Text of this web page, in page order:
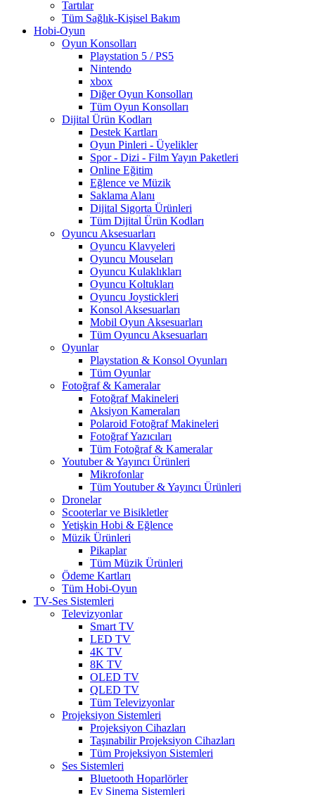
Tartılar
Tüm Sağlık-Kişisel Bakım
Hobi-Oyun
Oyun Konsolları
Playstation 5 / PS5
Nintendo
xbox
Diğer Oyun Konsolları
Tüm Oyun Konsolları
Dijital Ürün Kodları
Destek Kartları
Oyun Pinleri - Üyelikler
Spor - Dizi - Film Yayın Paketleri
Online Eğitim
Eğlence ve Müzik
Saklama Alanı
Dijital Sigorta Ürünleri
Tüm Dijital Ürün Kodları
Oyuncu Aksesuarları
Oyuncu Klavyeleri
Oyuncu Mouseları
Oyuncu Kulaklıkları
Oyuncu Koltukları
Oyuncu Joystickleri
Konsol Aksesuarları
Mobil Oyun Aksesuarları
Tüm Oyuncu Aksesuarları
Oyunlar
Playstation & Konsol Oyunları
Tüm Oyunlar
Fotoğraf & Kameralar
Fotoğraf Makineleri
Aksiyon Kameraları
Polaroid Fotoğraf Makineleri
Fotoğraf Yazıcıları
Tüm Fotoğraf & Kameralar
Youtuber & Yayıncı Ürünleri
Mikrofonlar
Tüm Youtuber & Yayıncı Ürünleri
Dronelar
Scooterlar ve Bisikletler
Yetişkin Hobi & Eğlence
Müzik Ürünleri
Pikaplar
Tüm Müzik Ürünleri
Ödeme Kartları
Tüm Hobi-Oyun
TV-Ses Sistemleri
Televizyonlar
Smart TV
LED TV
4K TV
8K TV
OLED TV
QLED TV
Tüm Televizyonlar
Projeksiyon Sistemleri
Projeksiyon Cihazları
Taşınabilir Projeksiyon Cihazları
Tüm Projeksiyon Sistemleri
Ses Sistemleri
Bluetooth Hoparlörler
Ev Sinema Sistemleri